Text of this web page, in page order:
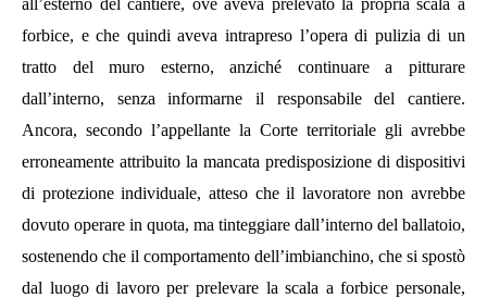
all’esterno del cantiere, ove aveva prelevato la propria scala a
forbice, e che quindi aveva intrapreso l’opera di pulizia di un
tratto del muro esterno, anziché continuare a pitturare
dall’interno, senza informarne il responsabile del cantiere.
Ancora, secondo l’appellante la Corte territoriale gli avrebbe
erroneamente attribuito la mancata predisposizione di dispositivi
di protezione individuale, atteso che il lavoratore non avrebbe
dovuto operare in quota, ma tinteggiare dall’interno del ballatoio,
sostenendo che il comportamento dell’imbianchino, che si spostò
dal luogo di lavoro per prelevare la scala a forbice personale,